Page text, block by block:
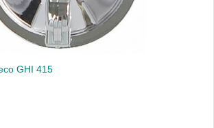
GHI 415